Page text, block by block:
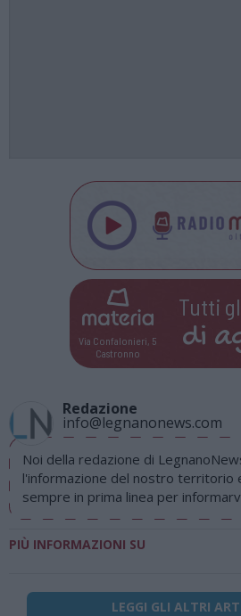
Via Confalonieri, 5
Castronno
Tutti
di
Redazione
info@legnanonews.com
Noi della redazione di
l'informazione del nostro territorio
sempre in prima linea per
PIÙ INFORMAZIONI SU
LEGGI GLI ALTRI